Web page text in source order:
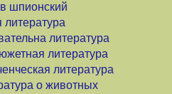
шпионский
литература
литература
литература
литература
о животных